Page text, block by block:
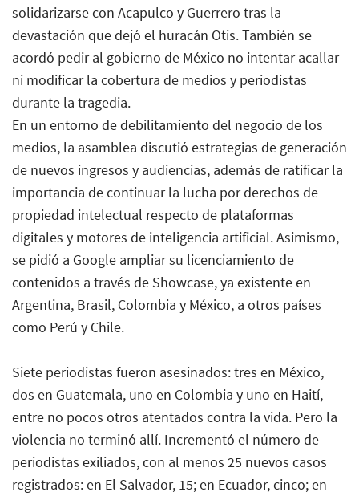
solidarizarse con Acapulco y Guerrero tras la
devastación que dejó el huracán Otis. También se
acordó pedir al gobierno de México no intentar acallar
ni modificar la cobertura de medios y periodistas
durante la tragedia.
En un entorno de debilitamiento del negocio de los
medios, la asamblea discutió estrategias de generación
de nuevos ingresos y audiencias, además de ratificar la
importancia de continuar la lucha por derechos de
propiedad intelectual respecto de plataformas
digitales y motores de inteligencia artificial. Asimismo,
se pidió a Google ampliar su licenciamiento de
contenidos a través de Showcase, ya existente en
Argentina, Brasil, Colombia y México, a otros países
como Perú y Chile.
Siete periodistas fueron asesinados: tres en México,
dos en Guatemala, uno en Colombia y uno en Haití,
entre no pocos otros atentados contra la vida. Pero la
violencia no terminó allí. Incrementó el número de
periodistas exiliados, con al menos 25 nuevos casos
registrados: en El Salvador, 15; en Ecuador, cinco; en